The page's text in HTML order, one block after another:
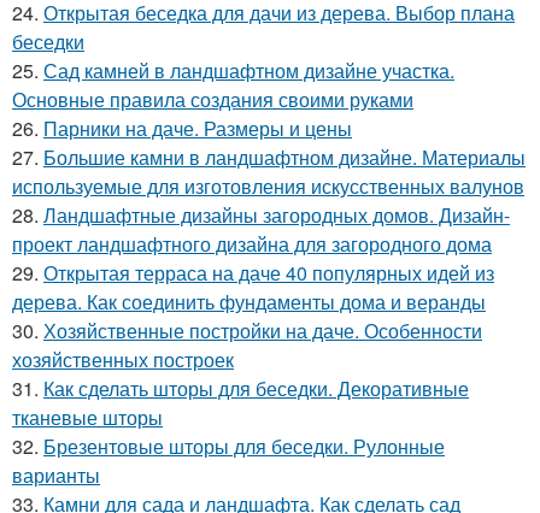
24. Открытая беседка для дачи из дерева. Выбор плана
беседки
25. Сад камней в ландшафтном дизайне участка.
Основные правила создания своими руками
26. Парники на даче. Размеры и цены
27. Большие камни в ландшафтном дизайне. Материалы
используемые для изготовления искусственных валунов
28. Ландшафтные дизайны загородных домов. Дизайн-
проект ландшафтного дизайна для загородного дома
29. Открытая терраса на даче 40 популярных идей из
дерева. Как соединить фундаменты дома и веранды
30. Хозяйственные постройки на даче. Особенности
хозяйственных построек
31. Как сделать шторы для беседки. Декоративные
тканевые шторы
32. Брезентовые шторы для беседки. Рулонные
варианты
33. Камни для сада и ландшафта. Как сделать сад